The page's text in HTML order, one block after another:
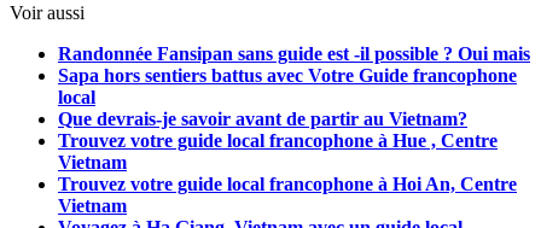
Voir aussi
Randonnée Fansipan sans guide est -il possible ? Oui mais
Sapa hors sentiers battus avec Votre Guide francophone
local
Que devrais-je savoir avant de partir au Vietnam?
Trouvez votre guide local francophone à Hue , Centre
Vietnam
Trouvez votre guide local francophone à Hoi An, Centre
Vietnam